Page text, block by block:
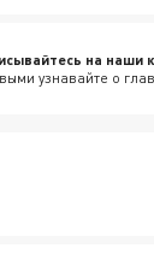
на наши
узнавайте о